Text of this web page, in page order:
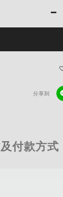
分享到
付款方式